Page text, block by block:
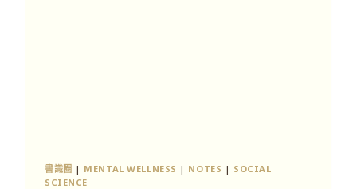
書識圈 | MENTAL WELLNESS | NOTES | SOCIAL
SCIENCE